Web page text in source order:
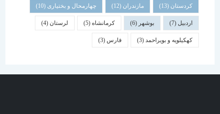
کردستان(13) مازندران(12) چهارمحال و بختیاری (10)
بوشهر کرمانشاه(5) لرستان (4)
کهکیلویه و بویراحمد(3) فارس